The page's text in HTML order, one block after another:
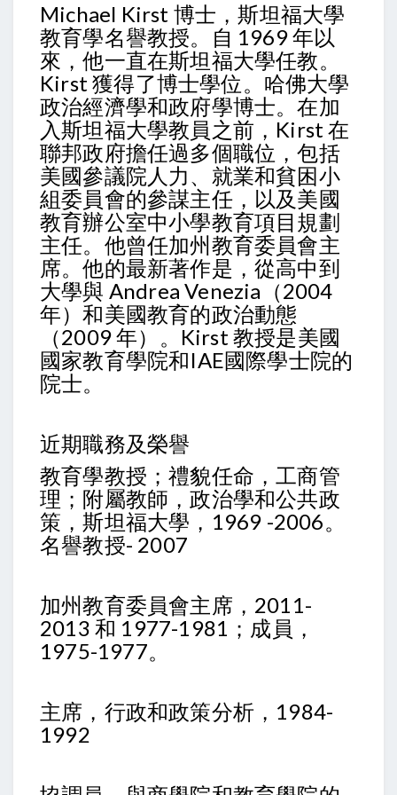
Michael Kirst 博士，斯坦福大學
教育學名譽教授。自 1969 年以
來，他一直在斯坦福大學任教。
Kirst 獲得了博士學位。哈佛大學
政治經濟學和政府學​​博士。在加
入斯坦福大學教員之前，Kirst 在
聯邦政府擔任過多個職位，包括
美國參議院人力、就業和貧困小
組委員會的參謀主任，以及美國
教育辦公室中小學教育項目規劃
主任。他曾任加州教育委員會主
席。他的最新著作是，從高中到
大學與 Andrea Venezia（2004
年）和美國教育的政治動態
（2009 年）。Kirst 教授是美國
國家教育學院和IAE國際學士院的
院士。
近期職務及榮譽
教育學教授；禮貌任命，工商管
理；附屬教師，政治學和公共政
策，斯坦福大學，1969 -2006。
名譽教授- 2007
加州教育委員會主席，2011-
2013 和 1977-1981；成員，
1975-1977。
主席，行政和政策分析，1984-
1992